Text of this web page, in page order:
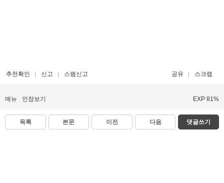
추천확인 신고 스팸신고 공유 스크랩
메뉴 인장보기 EXP 81%
목록 본문 이전 다음 댓글쓰기